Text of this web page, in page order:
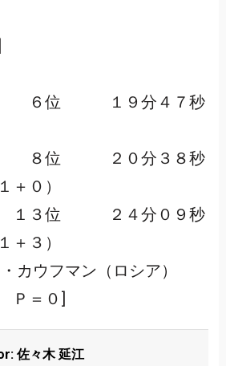
位 １９分４７秒
８位 ２０分３８秒
０）
３位 ２４分０９秒
３）
カウフマン（ロシア）
Ｐ＝０]
佐々木 延江